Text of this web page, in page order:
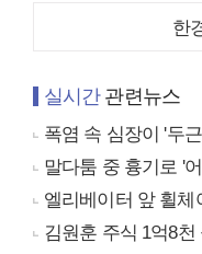
한
실시간관련뉴스
폭염 속 심장이 '두
말다툼 중 흉기로 '
엘리베이터 앞 휠
김원훈 주식 1억8